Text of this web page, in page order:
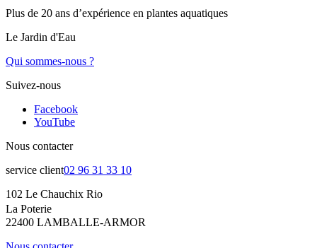
Plus de 20 ans d’expérience en plantes aquatiques
Le Jardin d'Eau
Qui sommes-nous ?
Suivez-nous
Facebook
YouTube
Nous contacter
service client02 96 31 33 10
102 Le Chauchix Rio
La Poterie
22400 LAMBALLE-ARMOR